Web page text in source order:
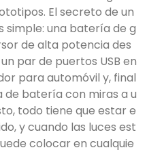
El secreto de un
una batería de g
de alta potencia des
par de puertos USB en
para automóvil y, final
batería con miras a u
todo tiene que estar e
y cuando las luces est
colocar en cualquie